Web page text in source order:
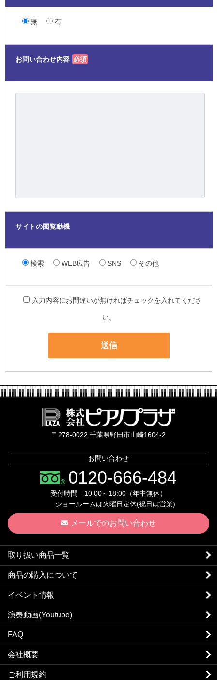
無 有
お問い合わせ内容 必須
サイトの閲覧動機
検索 WEB広告 SNS その他
入力内容にお間違いが無ければチェックを入れてくださ
い。
〒278-0022 千葉県野田市山崎1604-2
お問い合わせ
0120-666-484
受付時間 10:00～18:00（年中無休）
ショールームは火曜日定休(祝日は営業)
メールでのお問い合わせ
取り扱い商品一覧
商品の購入について
イベント情報
演奏動画(Youtube)
FAQ
会社概要
ご利用規約